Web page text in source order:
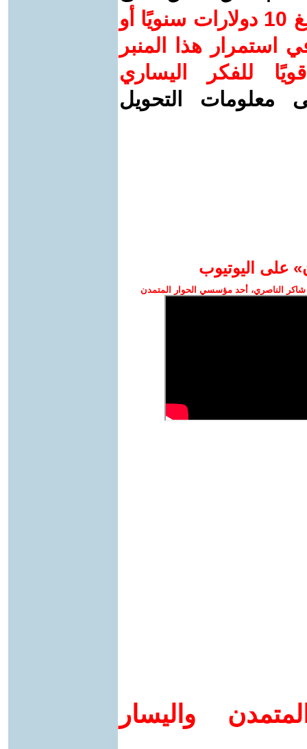
ساهم/ي معنا! بدعمكم بمبلغ 10 دولارات سنويًا أو
استمرار هذا المنبر
للفكر اليساري
معلومات التحويل
على اليوتيوب
الناصري، أحد مؤسسي الحوار المتمدن
واليسار